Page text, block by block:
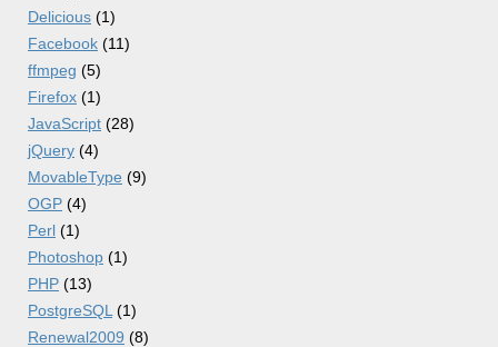
Delicious (1)
Facebook (11)
ffmpeg (5)
Firefox (1)
JavaScript (28)
jQuery (4)
MovableType (9)
OGP (4)
Perl (1)
Photoshop (1)
PHP (13)
PostgreSQL (1)
Renewal2009 (8)